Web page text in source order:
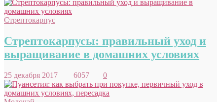
Стрептокарпус
Стрептокарпусы: правильный уход и
выращивание в домашних условиях
25 декабря 2017 6057 0